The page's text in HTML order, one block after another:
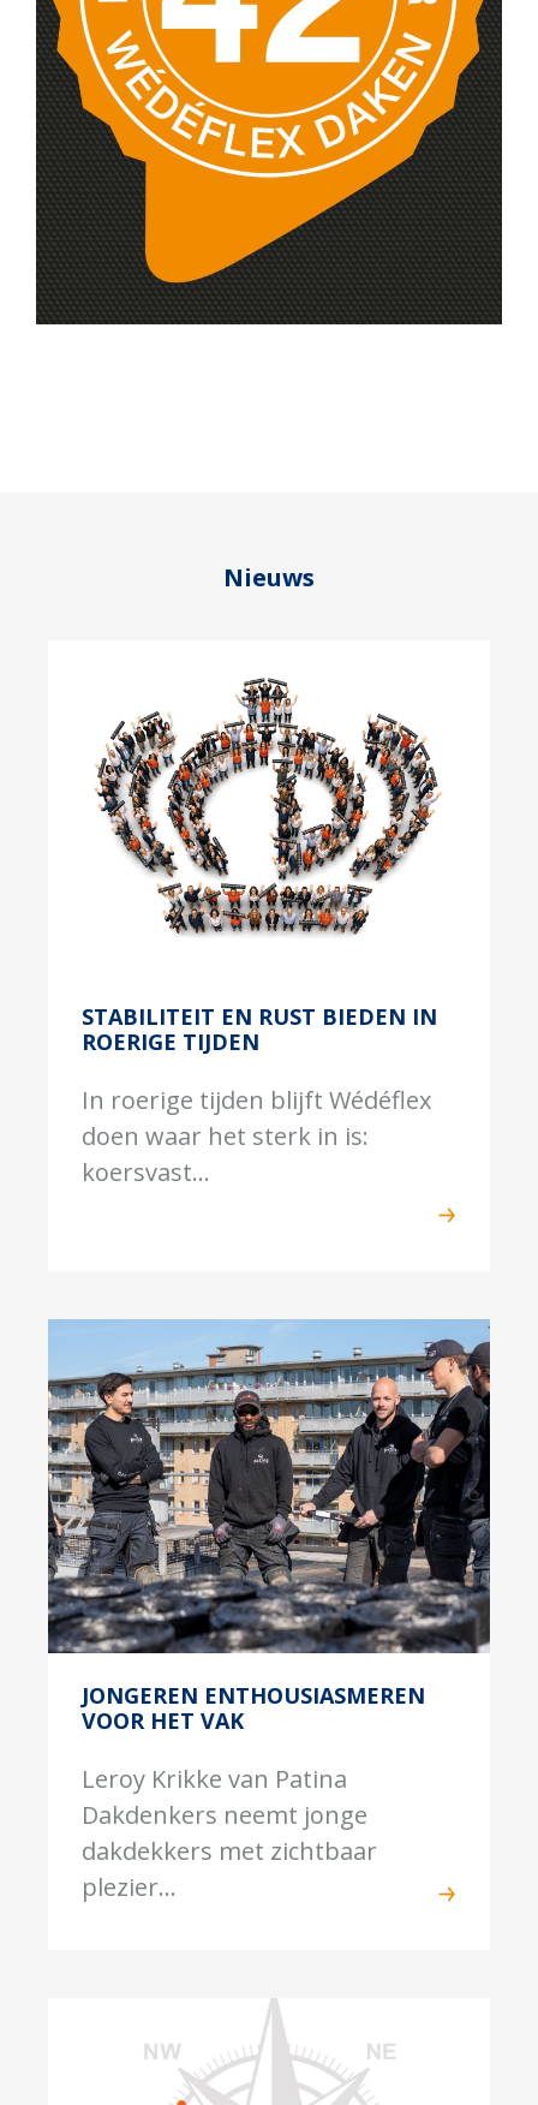
Nieuws
STABILITEIT EN RUST BIEDEN IN
ROERIGE TIJDEN
In roerige tijden blijft Wédéflex
doen waar het sterk in is:
koersvast...
JONGEREN ENTHOUSIASMEREN
VOOR HET VAK
Leroy Krikke van Patina
Dakdenkers neemt jonge
dakdekkers met zichtbaar
plezier...